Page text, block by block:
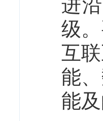
进
级
互
能
能及